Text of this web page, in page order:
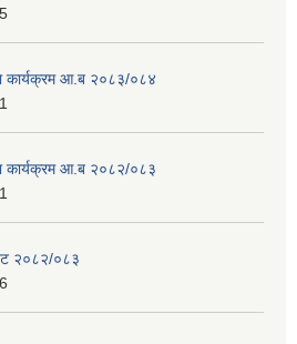
कार्यक्रम आ.ब २०८३/०८४
कार्यक्रम आ.ब २०८२/०८३
२०८२/०८३